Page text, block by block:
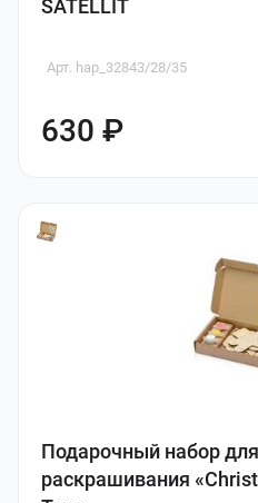
SATELLIT
Арт. hap_32843/28/35
630 ₽
Подарочный набор для
раскрашивания